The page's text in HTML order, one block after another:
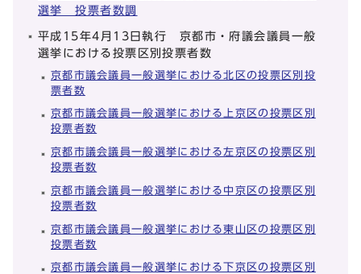
選挙 投票者数調
平成15年4月13日執行 京都市・府議会議員一般
選挙における投票区別投票者数
京都市議会議員一般選挙における北区の投票区別投
票者数
京都市議会議員一般選挙における上京区の投票区別
投票者数
京都市議会議員一般選挙における左京区の投票区別
投票者数
京都市議会議員一般選挙における中京区の投票区別
投票者数
京都市議会議員一般選挙における東山区の投票区別
投票者数
京都市議会議員一般選挙における下京区の投票区別